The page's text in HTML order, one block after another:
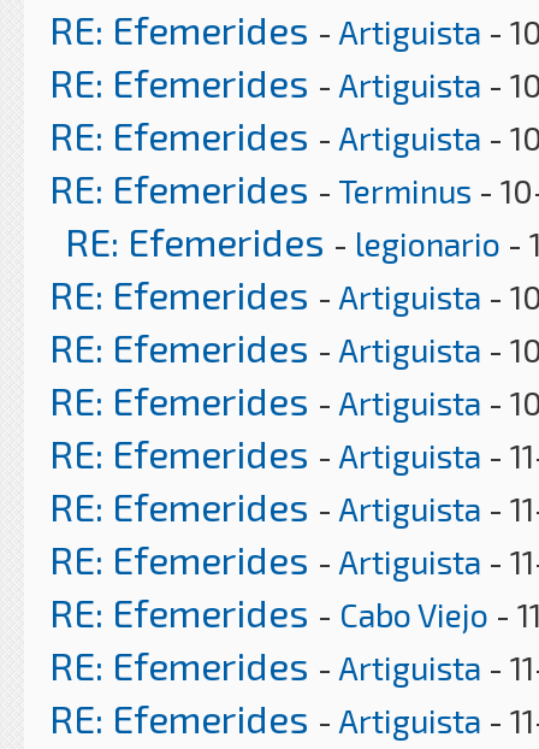
RE: Efemerides - Artiguista -
RE: Efemerides - Artiguista -
RE: Efemerides - Artiguista -
RE: Efemerides - Terminus -
RE: Efemerides - legionario -
RE: Efemerides - Artiguista -
RE: Efemerides - Artiguista -
RE: Efemerides - Artiguista -
RE: Efemerides - Artiguista -
RE: Efemerides - Artiguista -
RE: Efemerides - Artiguista -
RE: Efemerides - Cabo Viejo -
RE: Efemerides - Artiguista -
RE: Efemerides - Artiguista -